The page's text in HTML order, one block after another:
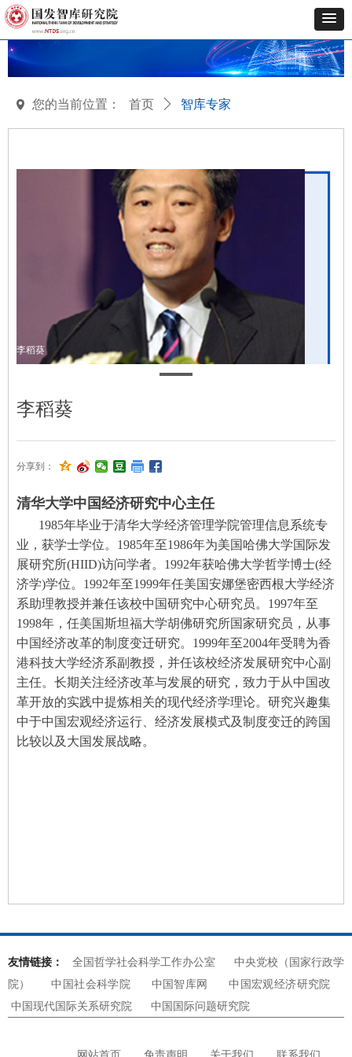
李稻葵
李稻葵
清华大学中国经济研究中心主任
1985年毕业于清华大学经济管理学院管理信息系统专
业，获学士学位。1985年至1986年为美国哈佛大学国际发
展研究所(HIID)访问学者。1992年获哈佛大学哲学博士(经
济学)学位。1992年至1999年任美国安娜堡密西根大学经济
系助理教授并兼任该校中国研究中心研究员。1997年至
1998年，任美国斯坦福大学胡佛研究所国家研究员，从事
中国经济改革的制度变迁研究。1999年至2004年受聘为香
港科技大学经济系副教授，并任该校经济发展研究中心副
主任。长期关注经济改革与发展的研究，致力于从中国改
革开放的实践中提炼相关的现代经济学理论。研究兴趣集
中于中国宏观经济运行、经济发展模式及制度变迁的跨国
比较以及大国发展战略。
分享到：
넹 您的当前位置： 首页 ꄲ 智库专家
友情链接： 全国哲学社会科学工作办公室
中央党校（国家行政学
院）
中国社会科学院 中国智库网
中国宏观经济研究院
中国现代国际关系研究院
中国国际问题研究院